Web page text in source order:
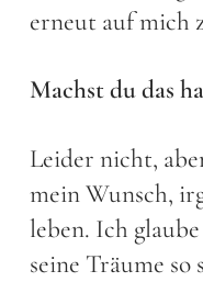
erneut auf mich
Machst du das
Leider nicht,
mein Wunsch,
leben. Ich
seine Träume